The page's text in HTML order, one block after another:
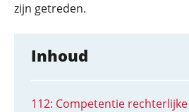
zijn getreden.
Inhoud
112: Competentie